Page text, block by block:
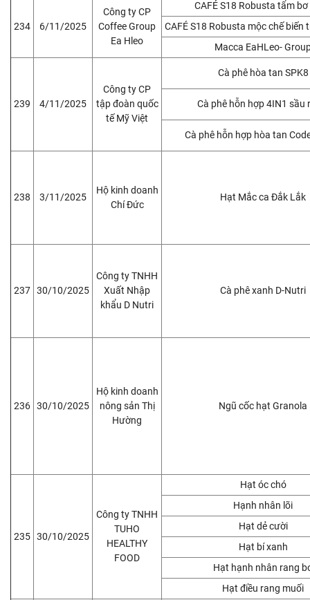
234 6/11/2025
Công ty CP
Coffee Group
Ea Hleo
CAFÉ S18 Robusta tẩm
CAFÉ S18 Robusta mộc chế biến
Macca EaHLeo-
239 4/11/2025
Công ty CP
tập đoàn quốc
tế Mỹ Việt
Cà phê hòa tan SPK8
Cà phê hỗn hợp 4IN1 sầu
Cà phê hỗn hợp hòa tan
238 3/11/2025
Hộ kinh doanh
Chí Đức
Hạt Mắc ca Đắk Lắk
237 30/10/2025
Công ty TNHH
Xuất Nhập
khẩu D Nutri
Cà phê xanh D-Nutri
236 30/10/2025
Hộ kinh doanh
nông sản Thị
Hường
Ngũ cốc hạt Granola
235 30/10/2025
Công ty TNHH
TUHO
HEALTHY
FOOD
Hạt óc chó
Hạnh nhân lõi
Hạt dẻ cười
Hạt bí xanh
Hạt hạnh nhân rang
Hạt điều rang muối